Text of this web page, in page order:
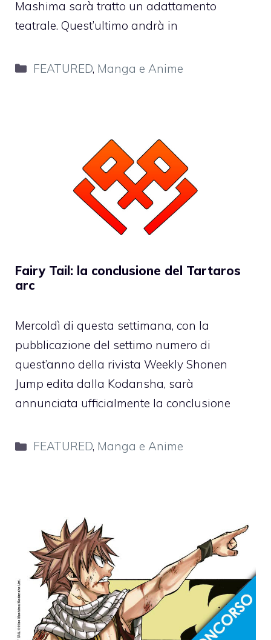
Mashima sarà tratto un adattamento
teatrale. Quest’ultimo andrà in
Categorie
FEATURED, Manga e Anime
Fairy Tail: la conclusione del Tartaros
arc
Mercoldì di questa settimana, con la
pubblicazione del settimo numero di
quest’anno della rivista Weekly Shonen
Jump edita dalla Kodansha, sarà
annunciata ufficialmente la conclusione
Categorie
FEATURED, Manga e Anime